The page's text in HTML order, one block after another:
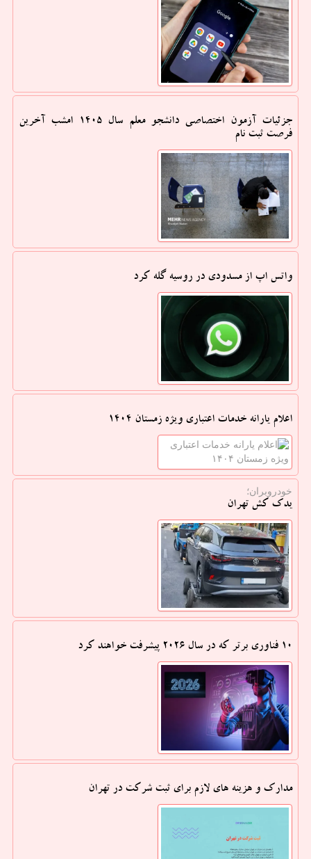
جزئیات آزمون اختصاصی دانشجو معلم سال ۱۴۰۵ امشب آخرین
فرصت ثبت نام
واتس اپ از مسدودی در روسیه گله کرد
اعلام یارانه خدمات اعتباری ویژه زمستان ۱۴۰۴
خودروبران؛
یدک کش تهران
10 فناوری برتر که در سال 2026 پیشرفت خواهند کرد
مدارک و هزینه های لازم برای ثبت شرکت در تهران